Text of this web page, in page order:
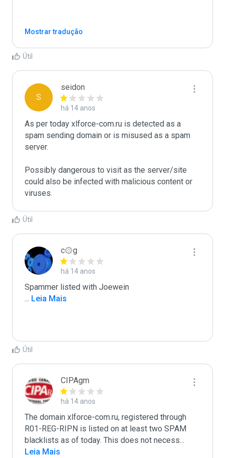
Mostrar tradução
Útil
S
seidon
há 14 anos
As per today xlforce-com.ru is detected as a
spam sending domain or is misused as a spam
server.
Possibly dangerous to visit as the server/site
could also be infected with malicious content or
Útil
c۞g
há 14 anos
... Leia Mais
Útil
CIPAgm
há 14 anos
The domain xlforce-com.ru, registered through
R01-REG-RIPN is listed on at least two SPAM
blacklists as of today. This does not necess...
Leia Mais